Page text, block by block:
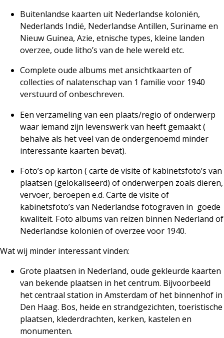
Buitenlandse kaarten uit Nederlandse koloniën,
Nederlands Indië, Nederlandse Antillen, Suriname en
Nieuw Guinea, Azie, etnische types, kleine landen
overzee, oude litho’s van de hele wereld etc.
Complete oude albums met ansichtkaarten of
collecties of nalatenschap van 1 familie voor 1940
verstuurd of onbeschreven.
Een verzameling van een plaats/regio of onderwerp
waar iemand zijn levenswerk van heeft gemaakt (
behalve als het veel van de ondergenoemd minder
interessante kaarten bevat).
Foto’s op karton ( carte de visite of kabinetsfoto’s van
plaatsen (gelokaliseerd) of onderwerpen zoals dieren,
vervoer, beroepen e.d. Carte de visite of
kabinetsfoto’s van Nederlandse fotograven in goede
kwaliteit. Foto albums van reizen binnen Nederland of
Nederlandse koloniën of overzee voor 1940.
Wat wij minder interessant vinden:
Grote plaatsen in Nederland, oude gekleurde kaarten
van bekende plaatsen in het centrum. Bijvoorbeeld
het centraal station in Amsterdam of het binnenhof in
Den Haag. Bos, heide en strandgezichten, toeristische
plaatsen, klederdrachten, kerken, kastelen en
monumenten.